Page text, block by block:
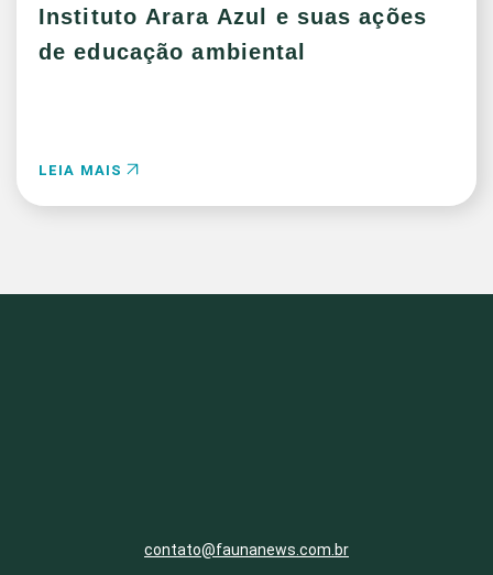
Instituto Arara Azul e suas ações
de educação ambiental
LEIA MAIS
contato@faunanews.com.br